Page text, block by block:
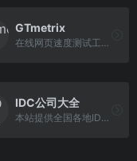
GTmetrix
在线网页速度测试工具，并为站长提供优化性能分析。
IDC公司大全
本站提供全国各地IDC公司大全